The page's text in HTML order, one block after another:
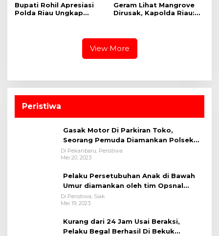
Bupati Rohil Apresiasi
Polda Riau Ungkap
Geram Lihat Mangrove
Dirusak, Kapolda Riau:
View More
Peristiwa
Gasak Motor Di Parkiran Toko,
Seorang Pemuda Diamankan Polsek
Bukit Raya
Di Pekanbaru, Peristiwa
Mei 20, 2023
Pelaku Persetubuhan Anak di Bawah
Umur diamankan oleh tim Opsnal
Polsek Tualang-Polres Siak-Polda Riau
Di Peristiwa, Siak
Mei 19, 2023
Kurang dari 24 Jam Usai Beraksi,
Pelaku Begal Berhasil Di Bekuk